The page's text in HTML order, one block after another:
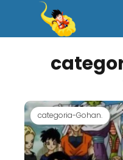
categoria-Gohan.